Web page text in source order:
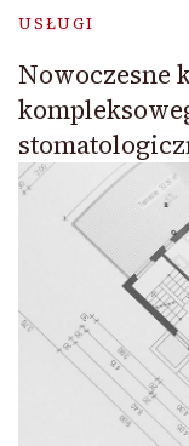
USŁUGI
Nowoczesne